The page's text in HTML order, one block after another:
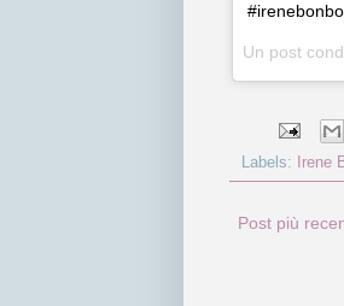
Un post
Labels: Irene
Post più